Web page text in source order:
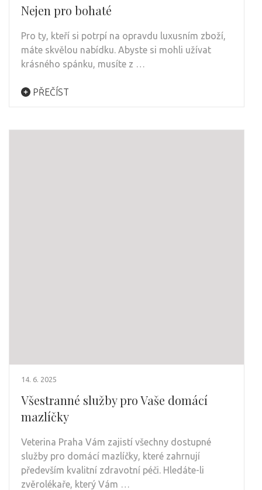
Nejen pro bohaté
Pro ty, kteří si potrpí na opravdu luxusním zboží,
máte skvělou nabídku. Abyste si mohli užívat
krásného spánku, musíte z …
PŘEČÍST
14. 6. 2025
Všestranné služby pro Vaše domácí
mazlíčky
Veterina Praha Vám zajistí všechny dostupné
služby pro domácí mazlíčky, které zahrnují
především kvalitní zdravotní péči. Hledáte-li
zvěrolékaře, který Vám …